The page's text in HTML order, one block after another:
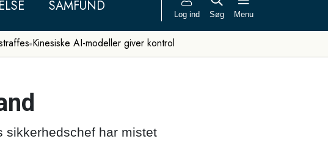
SAMFUND Log ind Søg Menu
Kinesiske AI-modeller giver kontrol
sikkerhedschef har mistet